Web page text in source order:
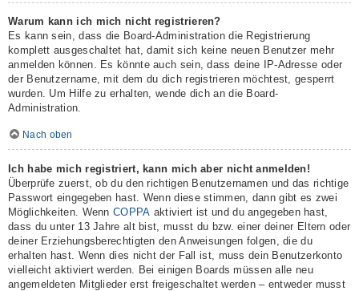
Warum kann ich mich nicht registrieren?
Es kann sein, dass die Board-Administration die Registrierung
komplett ausgeschaltet hat, damit sich keine neuen Benutzer mehr
anmelden können. Es könnte auch sein, dass deine IP-Adresse oder
der Benutzername, mit dem du dich registrieren möchtest, gesperrt
wurden. Um Hilfe zu erhalten, wende dich an die Board-
Administration.
Nach oben
Ich habe mich registriert, kann mich aber nicht anmelden!
Überprüfe zuerst, ob du den richtigen Benutzernamen und das richtige
Passwort eingegeben hast. Wenn diese stimmen, dann gibt es zwei
Möglichkeiten. WennCOPPA aktiviert ist und du angegeben hast,
dass du unter 13 Jahre alt bist, musst du bzw. einer deiner Eltern oder
deiner Erziehungsberechtigten den Anweisungen folgen, die du
erhalten hast. Wenn dies nicht der Fall ist, muss dein Benutzerkonto
vielleicht aktiviert werden. Bei einigen Boards müssen alle neu
angemeldeten Mitglieder erst freigeschaltet werden – entweder musst